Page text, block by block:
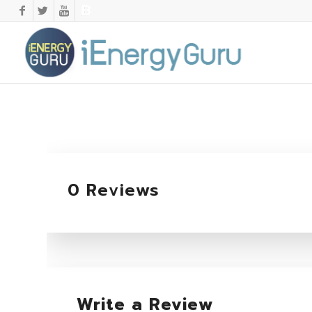
0 Reviews
Write a Review